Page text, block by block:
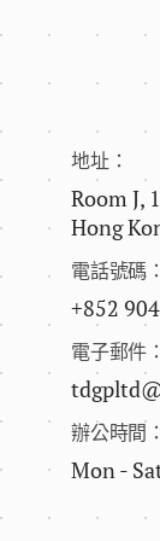
地址：
Room J,
Hong
電話號碼：
+852
電子郵件：
辦公時間：
Mon -